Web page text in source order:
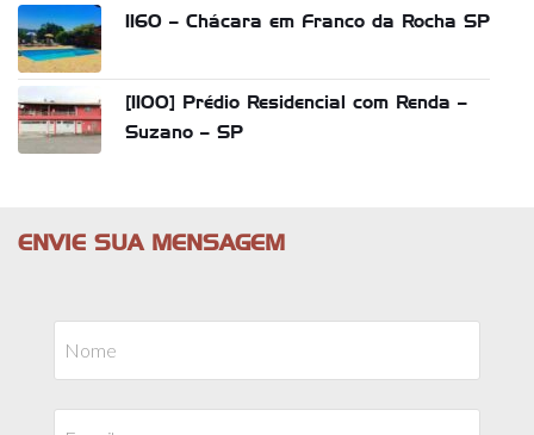
1160 – Chácara em Franco da Rocha SP
[1100] Prédio Residencial com Renda –
Suzano – SP
ENVIE SUA MENSAGEM